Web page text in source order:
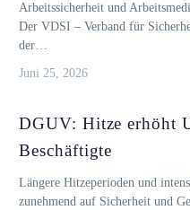
Arbeitssicherheit und
Der VDSI – Verband für
der…
Juni 25, 2026
DGUV: Hitze erhöht
Beschäftigte
Längere Hitzeperioden und
zunehmend auf Sicherheit und